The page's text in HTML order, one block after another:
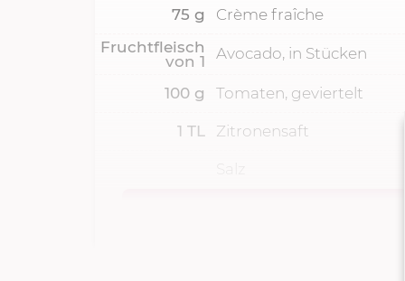
75 g
Crème fraîche
Fruchtfleisch
von 1 Avocado, in Stücken
100 g Tomaten, geviertelt
1 TL Zitronensaft